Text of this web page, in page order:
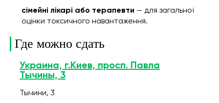
сімейні лікарі або терапевти — для загальної
оцінки токсичного навантаження.
Где можно сдать
Украина, г.Киев, просп. Павла
Тычины, 3
Тычини, 3